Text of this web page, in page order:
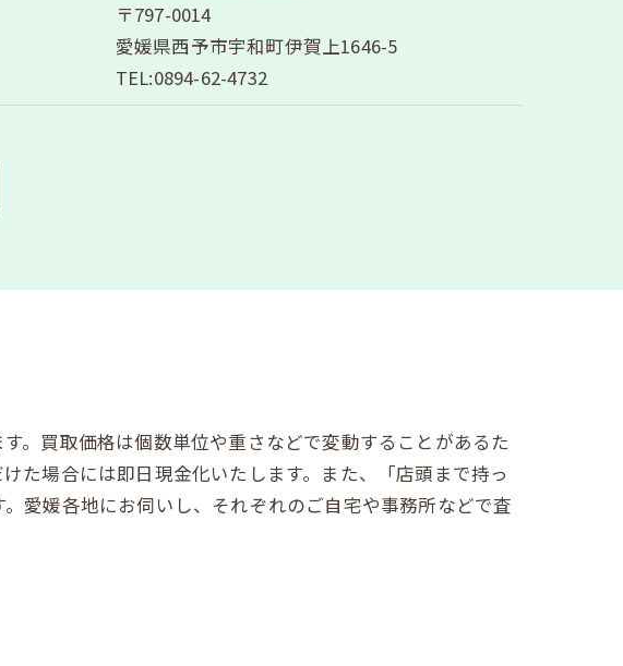
〒797-0014
愛媛県西予市宇和町伊賀上1646-5
TEL:0894-62-4732
。買取価格は個数単位や重さなどで変動することがあるた
た場合には即日現金化いたします。また、「店頭まで持っ
愛媛各地にお伺いし、それぞれのご自宅や事務所などで査